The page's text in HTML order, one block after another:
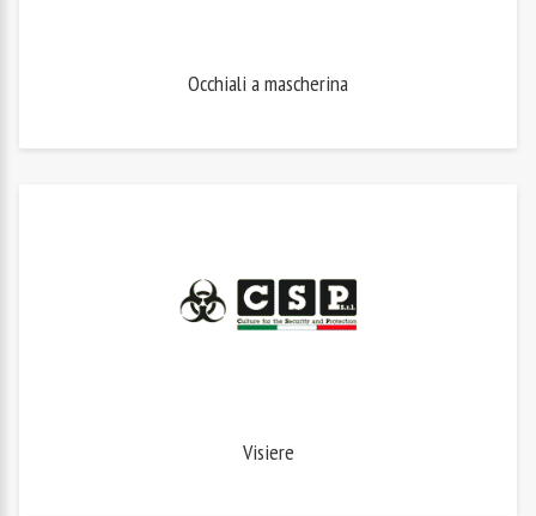
Occhiali a mascherina
Visiere